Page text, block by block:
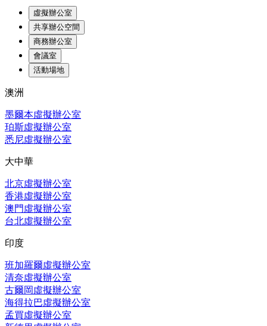
虛擬辦公室
共享辦公空間
商務辦公室
會議室
活動場地
澳洲
墨爾本虛擬辦公室
珀斯虛擬辦公室
悉尼虛擬辦公室
大中華
北京虛擬辦公室
香港虛擬辦公室
澳門虛擬辦公室
台北虛擬辦公室
印度
班加羅爾虛擬辦公室
清奈虛擬辦公室
古爾岡虛擬辦公室
海得拉巴虛擬辦公室
孟買虛擬辦公室